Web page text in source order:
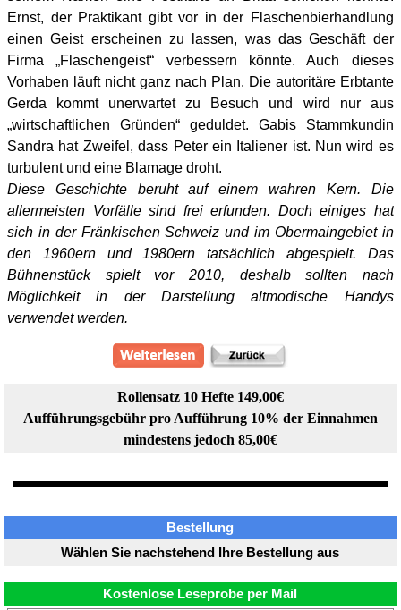
Ernst, der Praktikant gibt vor in der Flaschenbierhandlung
einen Geist erscheinen zu lassen, was das Geschäft der
Firma „Flaschengeist“ verbessern könnte. Auch dieses
Vorhaben läuft nicht ganz nach Plan. Die autoritäre Erbtante
Gerda kommt unerwartet zu Besuch und wird nur aus
„wirtschaftlichen Gründen“ geduldet. Gabis Stammkundin
Sandra hat Zweifel, dass Peter ein Italiener ist. Nun wird es
turbulent und eine Blamage droht.
Diese Geschichte beruht auf einem wahren Kern. Die
allermeisten Vorfälle sind frei erfunden. Doch einiges hat
sich in der Fränkischen Schweiz und im Obermaingebiet in
den 1960ern und 1980ern tatsächlich abgespielt. Das
Bühnenstück spielt vor 2010, deshalb sollten nach
Möglichkeit in der Darstellung altmodische Handys
verwendet werden.
Rollensatz 10 Hefte 149,00€
Aufführungsgebühr pro Aufführung 10% der Einnahmen
mindestens jedoch 85,00€
Bestellung
Wählen Sie nachstehend Ihre Bestellung aus
Kostenlose Leseprobe per Mail